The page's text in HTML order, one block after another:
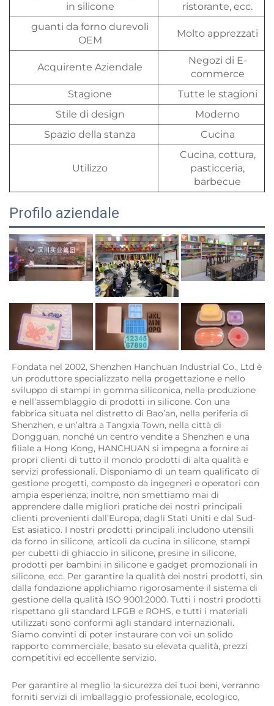
in silicone
ristorante, ecc.
guanti da forno durevoli
OEM
Molto apprezzati
Acquirente Aziendale
Negozi di E-
commerce
Stagione
Tutte le stagioni
Stile di design
Moderno
Spazio della stanza
Cucina
Utilizzo
Cucina, cottura,
pasticceria,
barbecue
Profilo aziendale
Fondata nel 2002, Shenzhen Hanchuan Industrial Co., Ltd è
un produttore specializzato nella progettazione e nello
sviluppo di stampi in gomma siliconica, nella produzione
e nell’assemblaggio di prodotti in silicone. Con una
fabbrica situata nel distretto di Bao’an, nella periferia di
Shenzhen, e un’altra a Tangxia Town, nella città di
Dongguan, nonché un centro vendite a Shenzhen e una
filiale a Hong Kong, HANCHUAN si impegna a fornire ai
propri clienti di tutto il mondo prodotti di alta qualità e
servizi professionali. Disponiamo di un team qualificato di
gestione progetti, composto da ingegneri e operatori con
ampia esperienza; inoltre, non smettiamo mai di
apprendere dalle migliori pratiche dei nostri principali
clienti provenienti dall’Europa, dagli Stati Uniti e dal Sud-
Est asiatico. I nostri prodotti principali includono utensili
da forno in silicone, articoli da cucina in silicone, stampi
per cubetti di ghiaccio in silicone, presine in silicone,
prodotti per bambini in silicone e gadget promozionali in
silicone, ecc. Per garantire la qualità dei nostri prodotti, sin
dalla fondazione applichiamo rigorosamente il sistema di
gestione della qualità ISO 9001:2000. Tutti i nostri prodotti
rispettano gli standard LFGB e ROHS, e tutti i materiali
utilizzati sono conformi agli standard internazionali.
Siamo convinti di poter instaurare con voi un solido
rapporto commerciale, basato su elevata qualità, prezzi
competitivi ed eccellente servizio.
Per garantire al meglio la sicurezza dei tuoi beni, verranno
forniti servizi di imballaggio professionale, ecologico,